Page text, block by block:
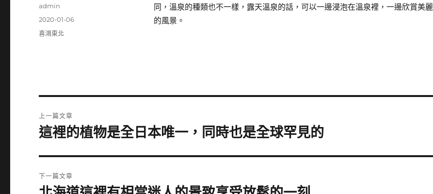
同，溫泉的種類也不一樣，露天溫泉的話，可以一邊浸泡在溫泉裡，一邊欣賞美麗
的風景。
作
admin
發
佈
2020-01-06
分
喜鴻東北
章
上一篇文章
上
篇
文
章:
這裡的植物是全日本唯一，同時也是全球罕見的
下一篇文章
下